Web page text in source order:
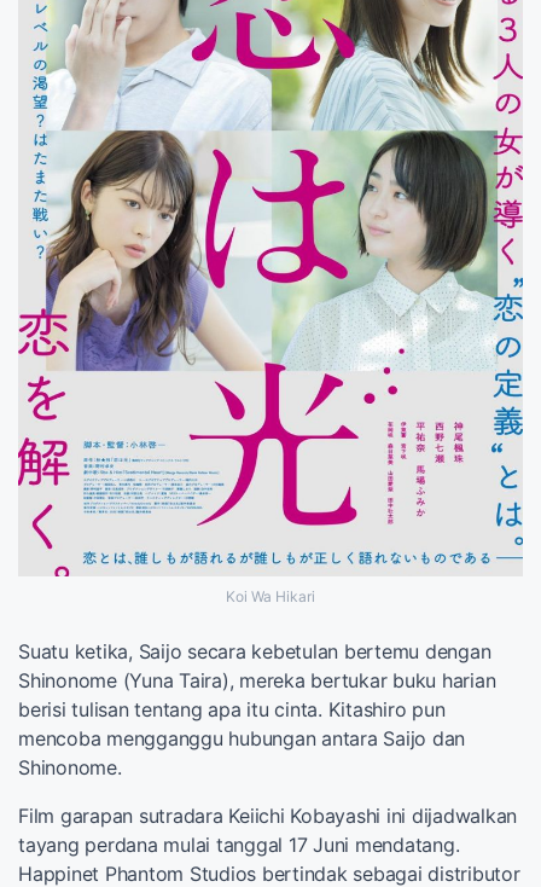
Koi Wa Hikari
Suatu ketika, Saijo secara kebetulan bertemu dengan
Shinonome (Yuna Taira), mereka bertukar buku harian
berisi tulisan tentang apa itu cinta. Kitashiro pun
mencoba mengganggu hubungan antara Saijo dan
Shinonome.
Film garapan sutradara Keiichi Kobayashi ini dijadwalkan
tayang perdana mulai tanggal 17 Juni mendatang.
Happinet Phantom Studios bertindak sebagai distributor